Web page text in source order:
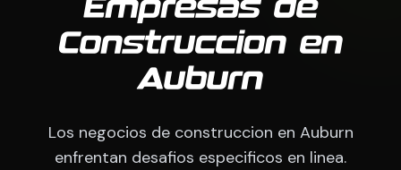
Empresas de
Construccion en
Auburn
Los negocios de construccion en Auburn
enfrentan desafios especificos en linea.